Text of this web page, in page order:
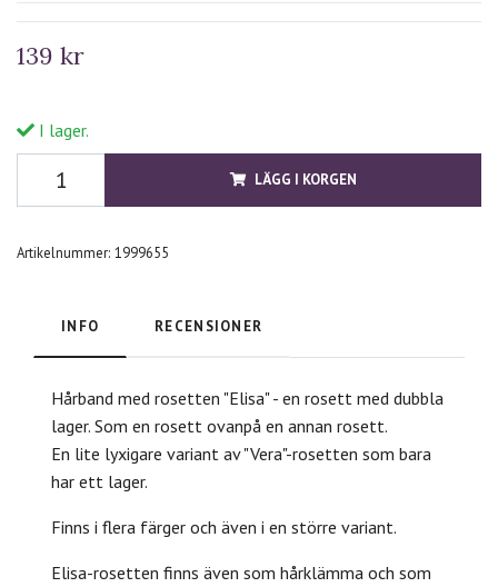
139 kr
I lager.
LÄGG I KORGEN
Artikelnummer: 1999655
INFO RECENSIONER
Hårband med rosetten "Elisa" - en rosett med dubbla
lager. Som en rosett ovanpå en annan rosett.
En lite lyxigare variant av "Vera"-rosetten som bara
har ett lager.
Finns i flera färger och även i en större variant.
Elisa-rosetten finns även som hårklämma och som